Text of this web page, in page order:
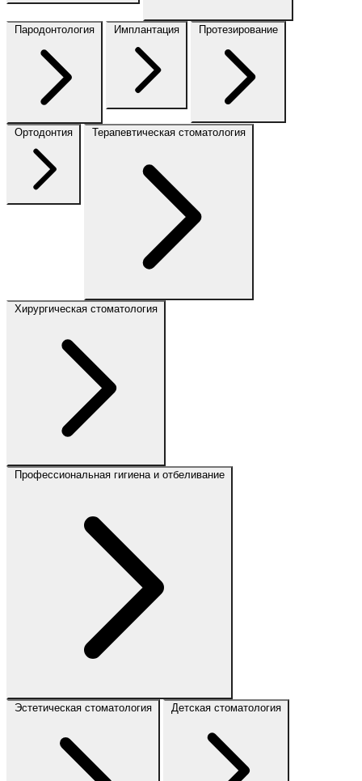
Пародонтология Имплантация Протезирование
Ортодонтия Терапевтическая стоматология
Хирургическая стоматология
Профессиональная гигиена и отбеливание
Эстетическая стоматология Детская стоматология